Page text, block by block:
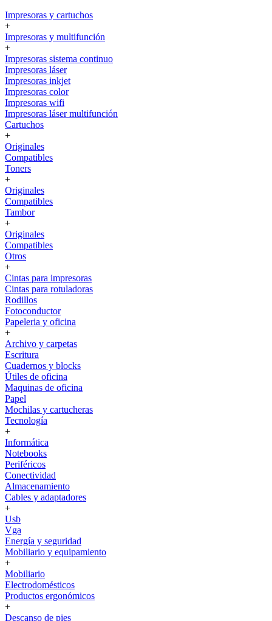
Impresoras y cartuchos
+
Impresoras y multifunción
+
Impresoras sistema continuo
Impresoras láser
Impresoras inkjet
Impresoras color
Impresoras wifi
Impresoras láser multifunción
Cartuchos
+
Originales
Compatibles
Toners
+
Originales
Compatibles
Tambor
+
Originales
Compatibles
Otros
+
Cintas para impresoras
Cintas para rotuladoras
Rodillos
Fotoconductor
Papeleria y oficina
+
Archivo y carpetas
Escritura
Cuadernos y blocks
Útiles de oficina
Maquinas de oficina
Papel
Mochilas y cartucheras
Tecnología
+
Informática
Notebooks
Periféricos
Conectividad
Almacenamiento
Cables y adaptadores
+
Usb
Vga
Energía y seguridad
Mobiliario y equipamiento
+
Mobiliario
Electrodomésticos
Productos ergonómicos
+
Descanso de pies